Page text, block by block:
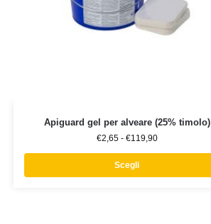
Apiguard gel per alveare (25% timolo)
€2,65 - €119,90
Scegli